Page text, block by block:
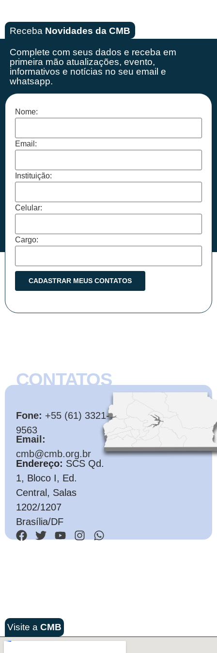
Receba Novidades da CMB
Complete com seus dados e receba em
primeira mão atualizações, evento,
informativos e notícias no seu email e
whatsapp.
Nome:
Email:
Instituição:
Celular:
Cargo:
CONTATOS
Fone: +55 (61) 3321-
9563
Email:
cmb@cmb.org.br
Endereço: SCS Qd.
1, Bloco I, Ed.
Central, Salas
1202/1207
Brasília/DF
Visite a CMB